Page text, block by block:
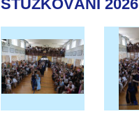
STUŽKOVÁNÍ 2026